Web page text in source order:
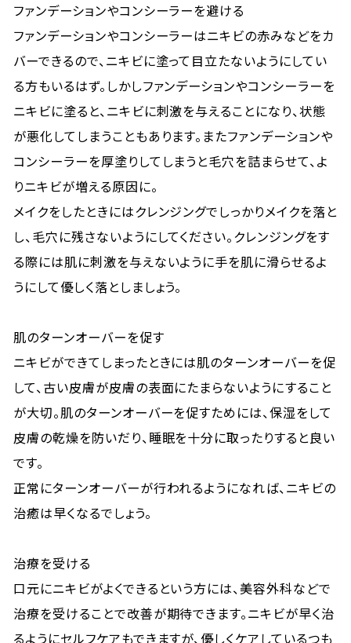
ファンデーションやコンシーラーを避ける
ファンデーションやコンシーラーはニキビの赤みなどをカ
バーできるので、ニキビに塗って目立たないようにしてい
る方もいるはず。しかしファンデーションやコンシーラーを
ニキビに塗ると、ニキビに刺激を与えることになり、状態
が悪化してしまうこともあります。またファンデーションや
コンシーラーを厚塗りしてしまうと毛穴を詰まらせて、よ
りニキビが増える原因に。
メイクをしたときにはクレンジングでしっかりメイクを落と
し、毛穴に残さないようにしてください。クレンジングをす
る際には肌に刺激を与えないように手を肌に滑らせるよ
うにして優しく落としましょう。
肌のターンオーバーを促す
ニキビができてしまったときには肌のターンオーバーを促
して、古い皮膚が皮膚の表面にたまらないようにすること
が大切。肌のターンオーバーを促すためには、保湿をして
皮膚の乾燥を防いだり、睡眠を十分に取ったりすると良い
です。
正常にターンオーバーが行われるようになれば、ニキビの
治癒は早くなるでしょう。
治療を受ける
口元にニキビがよくできるという方には、美容外科などで
治療を受けることで改善が期待できます。ニキビが早く治
るようにセルフケアもできますが、優しくケアしているつも